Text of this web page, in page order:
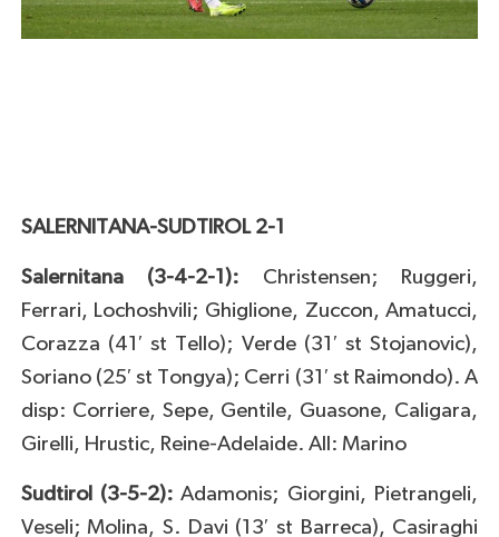
SALERNITANA-SUDTIROL 2-1
Salernitana (3-4-2-1): Christensen; Ruggeri,
Ferrari, Lochoshvili; Ghiglione, Zuccon, Amatucci,
Corazza (41′ st Tello); Verde (31′ st Stojanovic),
Soriano (25′ st Tongya); Cerri (31′ st Raimondo). A
disp: Corriere, Sepe, Gentile, Guasone, Caligara,
Girelli, Hrustic, Reine-Adelaide. All: Marino
Sudtirol (3-5-2): Adamonis; Giorgini, Pietrangeli,
Veseli; Molina, S. Davi (13′ st Barreca), Casiraghi